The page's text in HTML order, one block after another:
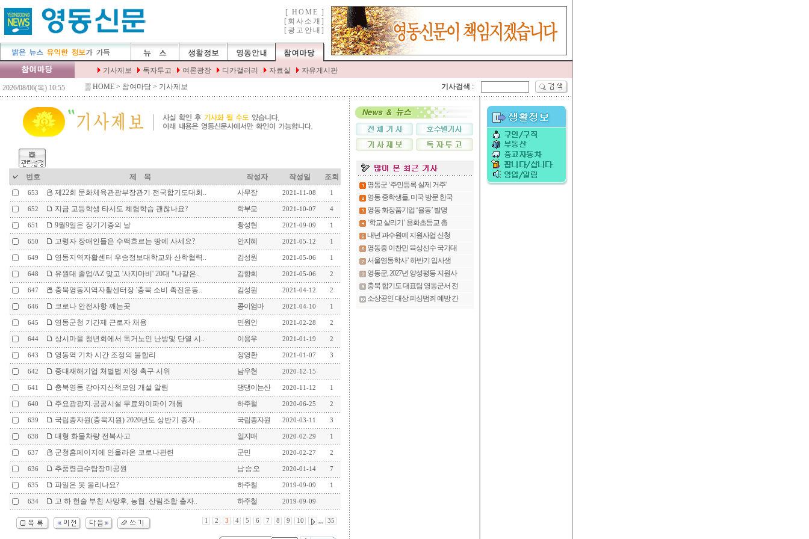
▒ HOME > 참여마당 > 기사제보 기사검색 :
번호 제 목 작성자 작성일 조회
653 제22회 문화체육관광부장관기 전국합기도대회.. 사무장 2021-11-08 1
652 지금 고등학생 타시도 체험학습 괜찮나요? 학부모 2021-10-07 4
651 9월9일은 장기기증의 날 황성현 2021-09-09 1
650 고령자 장애인들은 수맥흐르는 땅에 사세요? 안지혜 2021-05-12 1
649 영동지역자활센터 우송정보대학교와 산학협력.. 김성원 2021-05-06 1
648 유원대 졸업/AZ 맞고 '사지마비' 20대 "나같은.. 김향희 2021-05-06 2
647 충북영동지역자활센터장 '충북 소비 촉진운동.. 김성원 2021-04-12 2
646 코로나 안전사항 깨는곳 콩이엄마 2021-04-10 1
645 영동군청 기간제 근로자 채용 민원인 2021-02-28 2
644 상시마을 청년회에서 독거노인 난방및 단열 시.. 이용우 2021-01-19 2
643 영동역 기차 시간 조정의 불합리 정영환 2021-01-07 3
642 중대재해기업 처벌법 제정 촉구 시위 남우현 2020-12-15
641 충북영동 강아지산책모임 개설 알림 댕댕이는산 2020-11-12 1
640 주요광광지.공공시설 무료와이파이 개통 하주철 2020-06-25 2
639 국립종자원(충북지원) 2020년도 상반기 종자 .. 국립종자원 2020-03-11 3
638 대형 화물차량 전복사고 일지매 2020-02-29 1
637 군청홈페이지에 안올라온 코로나관련 군민 2020-02-27 2
636 추풍령급수탑장미공원 남 승 오 2020-01-14 7
635 파일은 못 올리나요? 하주철 2019-09-09 1
634 고 하 헌술 부친 사망후, 농협. 산림조합 출자.. 하주철 2019-09-09
1 2 3 4 5 6 7 8 9 10 ,,, 35